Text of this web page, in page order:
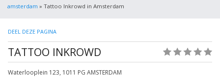
amsterdam » Tattoo Inkrowd in Amsterdam
DEEL DEZE PAGINA
TATTOO INKROWD
Waterlooplein 123, 1011 PG AMSTERDAM